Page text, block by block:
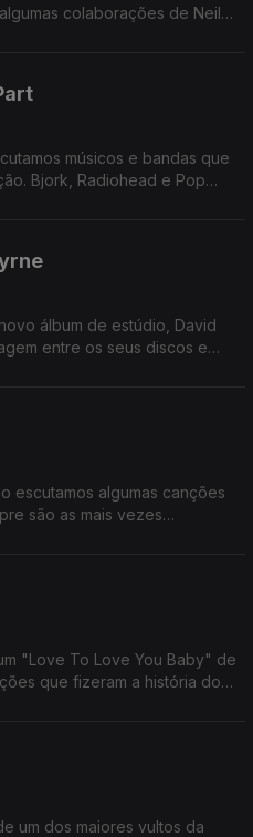
colaborações de Neil
músicos e bandas que
Bjork, Radiohead e Pop
álbum de estúdio, David
entre os seus discos e
escutamos algumas canções
são as mais vezes
"Love To Love You Baby" de
que fizeram a história do
um dos maiores vultos da